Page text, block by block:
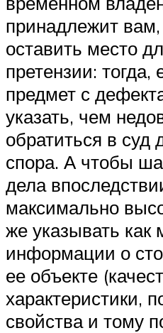
принадлежит вам,
оставить место
претензии:
предмет с
указать, чем
обратиться в суд
спора. А чтобы
дела
максимально
же указывать
информации о
ее объекте
характеристики,
свойства и тому